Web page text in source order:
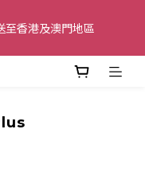
至香港及澳門地區
至香港及澳門地區
通方式付款，額外再減
詢或電郵到